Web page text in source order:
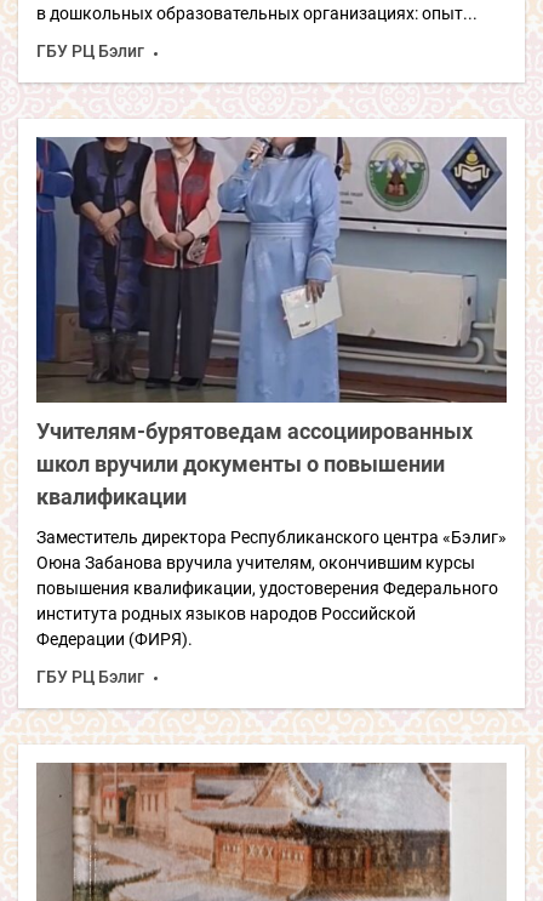
в дошкольных образовательных организациях: опыт...
ГБУ РЦ Бэлиг
Учителям-бурятоведам ассоциированных
школ вручили документы о повышении
квалификации
Заместитель директора Республиканского центра «Бэлиг»
Оюна Забанова вручила учителям, окончившим курсы
повышения квалификации, удостоверения Федерального
института родных языков народов Российской
Федерации (ФИРЯ).
ГБУ РЦ Бэлиг